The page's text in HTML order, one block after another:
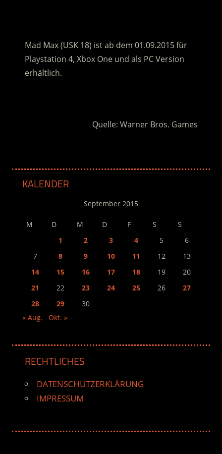
Mad Max (USK 18) ist ab dem 01.09.2015 für
Playstation 4, Xbox One und als PC Version
erhältlich.
Quelle: Warner Bros. Games
KALENDER
September 2015
M D M D F S
S
1
2 3 4 5
6
7
8 9 10 11 12
13
14
15 16 17 18 19
20
21
22 23 24 25 26
27
28
29
30
« Aug.
Okt. »
RECHTLICHES
DATENSCHUTZERKLÄRUNG
IMPRESSUM